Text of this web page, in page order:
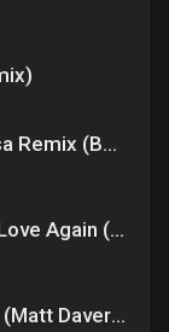
LooseScrew - Alsa Remix (Bones & Eddy Baker) Deep House Remix
Andy Moor Betsie Larkin - Love Again (Original Mix).mp3
Hans Zimmer - King Arthur (Matt Daver Remix)